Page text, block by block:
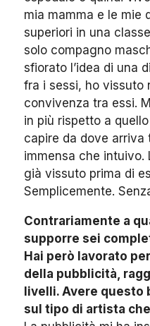
mia mamma e le mie
superiori in una
solo compagno
sfiorato l’idea di una
fra i sessi, ho vissuto
convivenza tra essi.
in più rispetto a
capire da dove arriva
immensa che intuivo.
già vissuto prima di
Semplicemente.
Contrariamente a
supporre sei
Hai però lavorato
della pubblicità,
livelli. Avere questo
sul tipo di artista